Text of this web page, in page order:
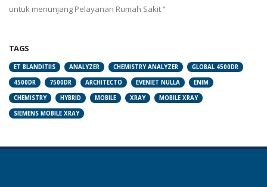
untuk menunjang Pelayanan Rumah Sakit “
TAGS
ET BLANDITIIS ANALYZER CHEMISTRY ANALYZER
GLOBAL 4500DR
4500DR
7500DR ARCHITECTO EVENIET NULLA
ENIM
CHEMISTRY
HYBRID MOBILE XRAY
MOBILE XRAY
SIEMENS MOBILE XRAY